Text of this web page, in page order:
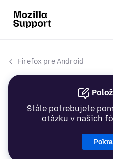
Firefox pre Android
Stále potrebujete
otázku v našich